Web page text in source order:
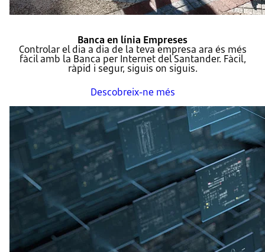
Banca en línia Empreses
Controlar el dia a dia de la teva empresa ara és més
fàcil amb la Banca per Internet del Santander. Fàcil,
ràpid i segur, siguis on siguis.
Descobreix-ne més